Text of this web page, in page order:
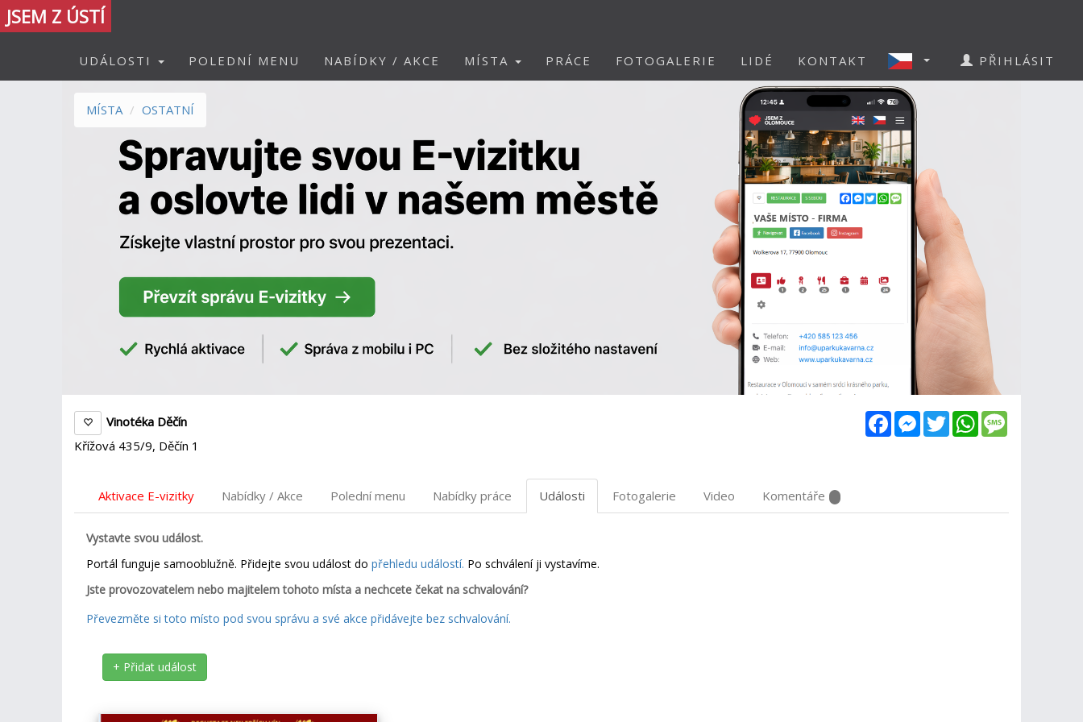
JSEM Z ÚSTÍ
UDÁLOSTI POLEDNÍ MENU NABÍDKY / AKCE MÍSTA PRÁCE FOTOGALERIE LIDÉ KONTAKT PŘIHLÁSIT
MÍSTA OSTATNÍ
FacebookMessenger
TwitterWhatsApp
Vinotéka Děčín
Křížová 435/9, Děčín 1
Aktivace E-vizitky Nabídky / Akce Polední menu Nabídky práce Události Fotogalerie Video Komentáře
Vystavte svou událost.
Portál funguje samooblužně. Přidejte svou událost do přehledu událostí. Po schválení ji vystavíme.
Jste provozovatelem nebo majitelem tohoto místa a nechcete čekat na schvalování?
Převezměte si toto místo pod svou správu a své akce přidávejte bez schvalování.
+ Přidat událost